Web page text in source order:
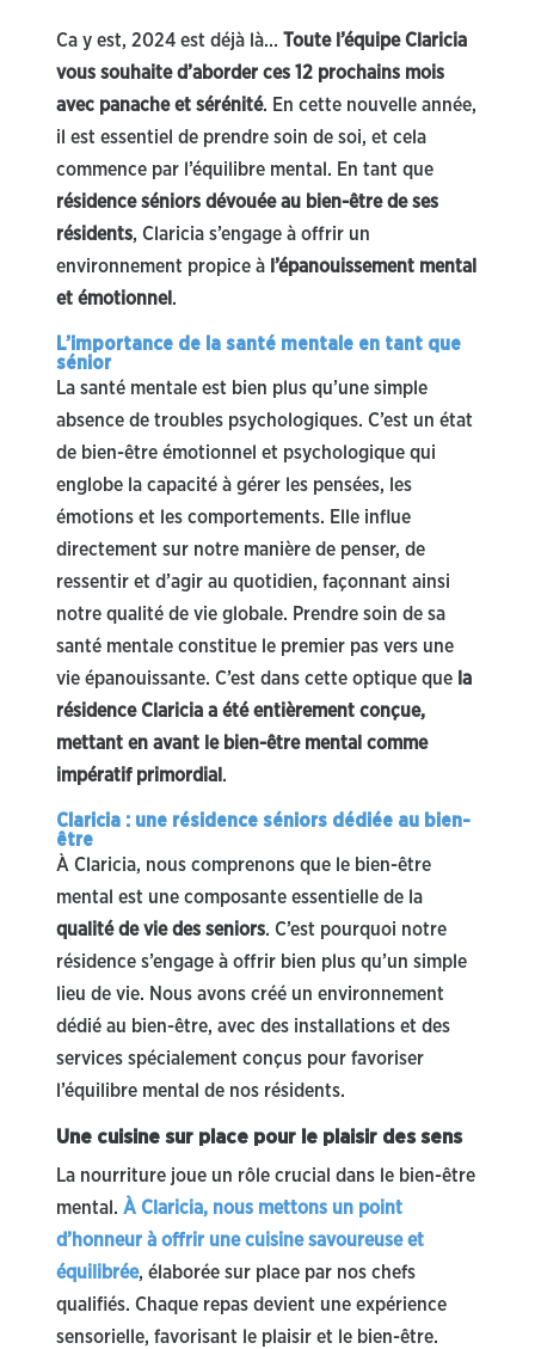
Ca y est, 2024 est déjà là… Toute l’équipe Claricia
vous souhaite d’aborder ces 12 prochains mois
avec panache et sérénité. En cette nouvelle année,
il est essentiel de prendre soin de soi, et cela
commence par l’équilibre mental. En tant que
résidence séniors dévouée au bien-être de ses
résidents, Claricia s’engage à offrir un
environnement propice à l’épanouissement mental
et émotionnel .
L’importance de la santé mentale en tant que
sénior
La santé mentale est bien plus qu’une simple
absence de troubles psychologiques. C’est un état
de bien-être émotionnel et psychologique qui
englobe la capacité à gérer les pensées, les
émotions et les comportements. Elle influe
directement sur notre manière de penser, de
ressentir et d’agir au quotidien, façonnant ainsi
notre qualité de vie globale. Prendre soin de sa
santé mentale constitue le premier pas vers une
vie épanouissante. C’est dans cette optique que la
résidence Claricia a été entièrement conçue,
mettant en avant le bien-être mental comme
impératif primordial .
Claricia : une résidence séniors dédiée au bien-
être
À Claricia, nous comprenons que le bien-être
mental est une composante essentielle de la
qualité de vie des seniors. C’est pourquoi notre
résidence s’engage à offrir bien plus qu’un simple
lieu de vie. Nous avons créé un environnement
dédié au bien-être, avec des installations et des
services spécialement conçus pour favoriser
l’équilibre mental de nos résidents.
Une cuisine sur place pour le plaisir des sens
La nourriture joue un rôle crucial dans le bien-être
mental. À Claricia, nous mettons un point
d’honneur à offrir une cuisine savoureuse et
équilibrée, élaborée sur place par nos chefs
qualifiés. Chaque repas devient une expérience
sensorielle, favorisant le plaisir et le bien-être.